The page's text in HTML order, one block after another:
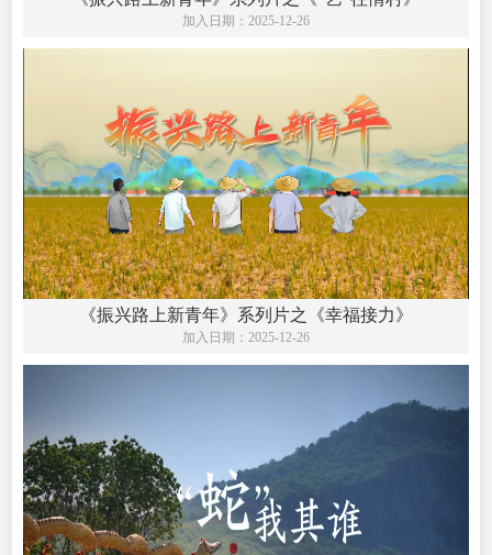
加入日期： 2025-12-26
《振兴路上新青年》系列片之《幸福接力》
加入日期： 2025-12-26